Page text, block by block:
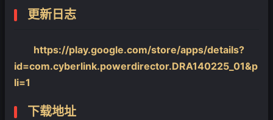
更新日志
https://play.google.com/store/apps/details?
id=com.cyberlink.powerdirector.DRA140225_01&p
li=1
下载地址